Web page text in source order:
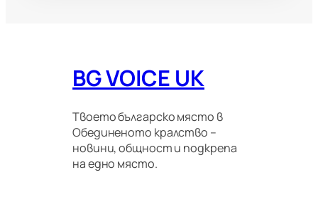
BG VOICE UK
Твоето българско място в
Обединеното кралство –
новини, общност и подкрепа
на едно място.